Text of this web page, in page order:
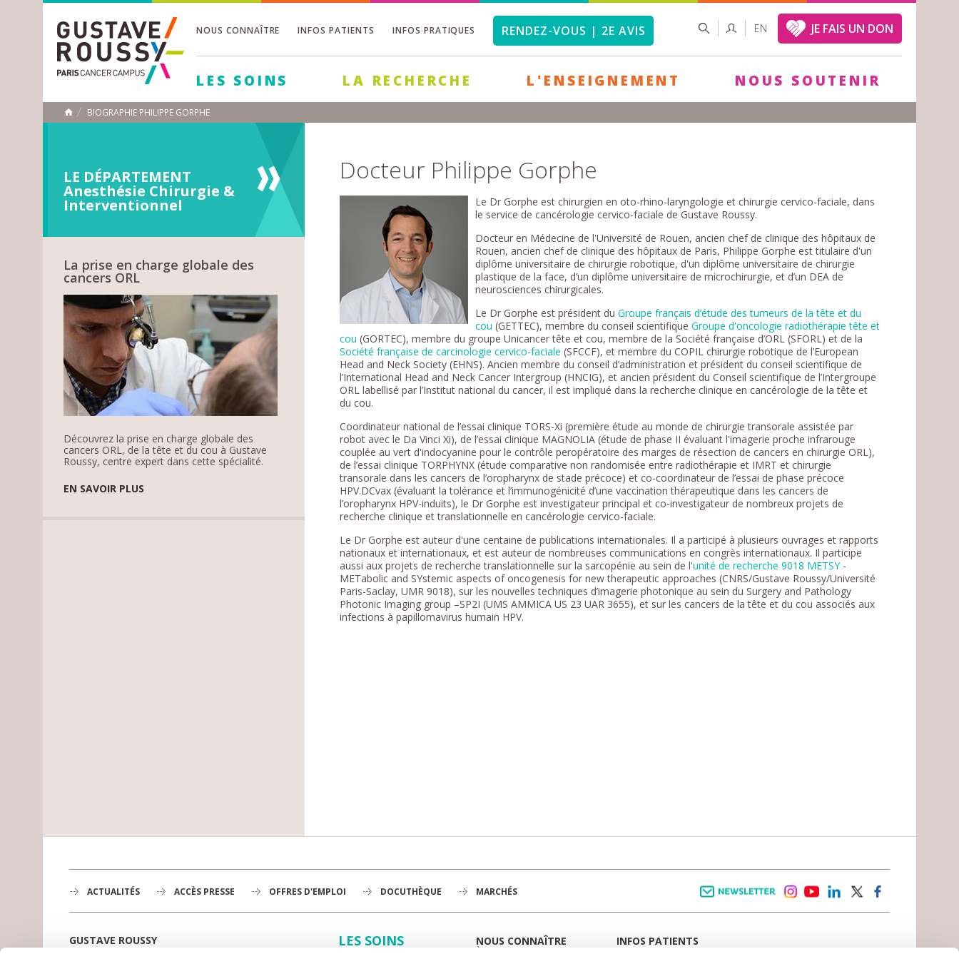
NOUS CONNAÎTRE INFOS PATIENTS INFOS PRATIQUES RENDEZ-VOUS | 2E AVIS FORMULAIRE
DE
RECHERCHER EN JE FAIS UN DON
LES SOINS LA RECHERCHE L'ENSEIGNEMENT NOUS SOUTENIR
ACCUEIL
BIOGRAPHIE PHILIPPE GORPHE
LE DÉPARTEMENT
Anesthésie Chirurgie &
Interventionnel
La prise en charge globale des
cancers ORL
Découvrez la prise en charge globale des
cancers ORL, de la tête et du cou à Gustave
Roussy, centre expert dans cette spécialité.
EN SAVOIR PLUS
Docteur Philippe Gorphe
Le Dr Gorphe est chirurgien en oto-rhino-laryngologie et chirurgie cervico-faciale, dans
le service de cancérologie cervico-faciale de Gustave Roussy.
Docteur en Médecine de l'Université de Rouen, ancien chef de clinique des hôpitaux de
Rouen, ancien chef de clinique des hôpitaux de Paris, Philippe Gorphe est titulaire d'un
diplôme universitaire de chirurgie robotique, d'un diplôme universitaire de chirurgie
plastique de la face, d’un diplôme universitaire de microchirurgie, et d’un DEA de
neurosciences chirurgicales.
Le Dr Gorphe est président duGroupe français d’étude des tumeurs de la tête et du
cou (GETTEC), membre du conseil scientifiqueGroupe d'oncologie radiothérapie tête et
cou (GORTEC), membre du groupe Unicancer tête et cou, membre de la Société française d’ORL (SFORL) et de la
Société française de carcinologie cervico-faciale (SFCCF), et membre du COPIL chirurgie robotique de l’European
Head and Neck Society (EHNS). Ancien membre du conseil d’administration et président du conseil scientifique de
l’International Head and Neck Cancer Intergroup (HNCIG), et ancien président du Conseil scientifique de l’Intergroupe
ORL labellisé par l’Institut national du cancer, il est impliqué dans la recherche clinique en cancérologie de la tête et
du cou.
Coordinateur national de l’essai clinique TORS-Xi (première étude au monde de chirurgie transorale assistée par
robot avec le Da Vinci Xi), de l’essai clinique MAGNOLIA (étude de phase II évaluant l'imagerie proche infrarouge
couplée au vert d'indocyanine pour le contrôle peropératoire des marges de résection de cancers en chirurgie ORL),
de l’essai clinique TORPHYNX (étude comparative non randomisée entre radiothérapie et IMRT et chirurgie
transorale dans les cancers de l’oropharynx de stade précoce) et co-coordinateur de l’essai de phase précoce
HPV.DCvax (évaluant la tolérance et l’immunogénicité d’une vaccination thérapeutique dans les cancers de
l’oropharynx HPV-induits), le Dr Gorphe est investigateur principal et co-investigateur de nombreux projets de
recherche clinique et translationnelle en cancérologie cervico-faciale.
Le Dr Gorphe est auteur d'une centaine de publications internationales. Il a participé à plusieurs ouvrages et rapports
nationaux et internationaux, et est auteur de nombreuses communications en congrès internationaux. Il participe
aussi aux projets de recherche translationnelle sur la sarcopénie au sein de l'unité de recherche 9018 METSY-
METabolic and SYstemic aspects of oncogenesis for new therapeutic approaches (CNRS/Gustave Roussy/Université
Paris-Saclay, UMR 9018), sur les nouvelles techniques d’imagerie photonique au sein du Surgery and Pathology
Photonic Imaging group –SP2I (UMS AMMICA US 23 UAR 3655), et sur les cancers de la tête et du cou associés aux
infections à papillomavirus humain HPV.
ACTUALITÉS ACCÈS PRESSE OFFRES D'EMPLOI DOCUTHÈQUE MARCHÉS
GUSTAVE ROUSSY
LES SOINS
NOUS CONNAÎTRE
À LA UNE
INFOS PATIENTS